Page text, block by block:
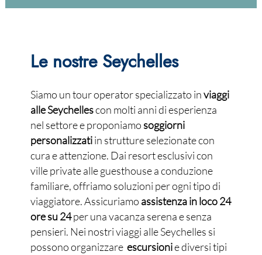
Le nostre Seychelles
Siamo un tour operator specializzato inviaggi
alle Seychellescon molti anni di esperienza
nel settore e proponiamosoggiorni
personalizzatiin strutture selezionate con
cura e attenzione. Dai resort esclusivi con
ville private alle guesthouse a conduzione
familiare, offriamo soluzioni per ogni tipo di
viaggiatore. Assicuriamo assistenza in loco 24
ore su 24per una vacanza serena e senza
pensieri. Nei nostri viaggi alle Seychelles si
possono organizzare escursionie diversi tipi